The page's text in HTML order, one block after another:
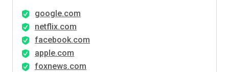
google.com
netflix.com
facebook.com
apple.com
foxnews.com